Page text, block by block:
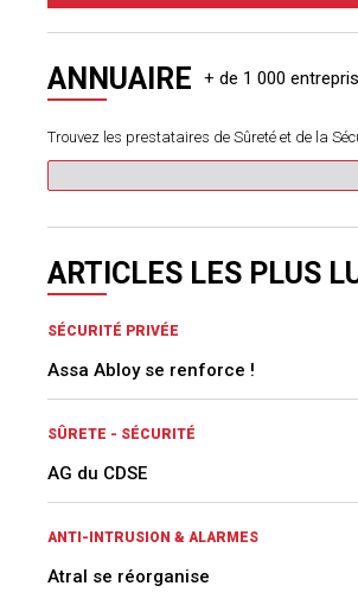
ANNUAIRE
Trouvez les prestataires de Sûreté et de la
ARTICLES LES PLUS
SÉCURITÉ PRIVÉE
Assa Abloy se renforce !
SÛRETE - SÉCURITÉ
AG du CDSE
ANTI-INTRUSION & ALARMES
Atral se réorganise